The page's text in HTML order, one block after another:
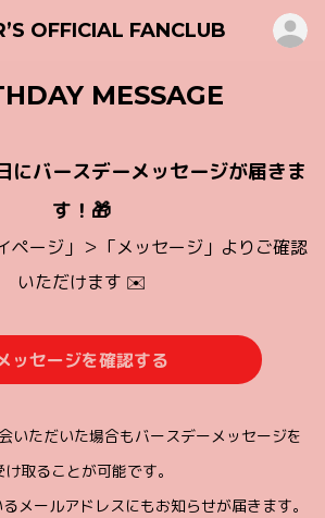
OFFICIAL FANCLUB
MESSAGE
にバースデーメッセージが届きま
す！🎁
ページ」＞「メッセージ」よりご確認
いただけます ✉️
ッセージを確認する
いただいた場合もバースデーメッセージを
け取ることが可能です。
メールアドレスにもお知らせが届きます。